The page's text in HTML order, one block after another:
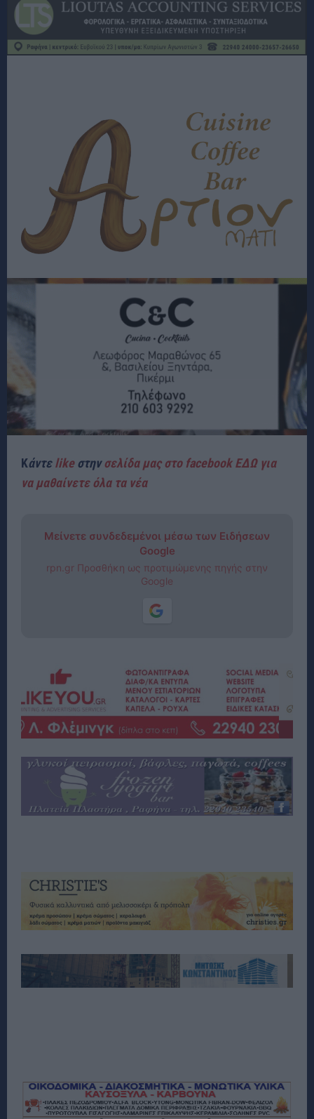
Κάντεlikeστηνσελίδα μας στο facebook ΕΔΩ για
να μαθαίνετε όλα τα νέα
Μείνετε συνδεδεμένοι μέσω των Ειδήσεων
Google
rpn.gr Προσθήκη ως προτιμώμενης πηγής στην
Google